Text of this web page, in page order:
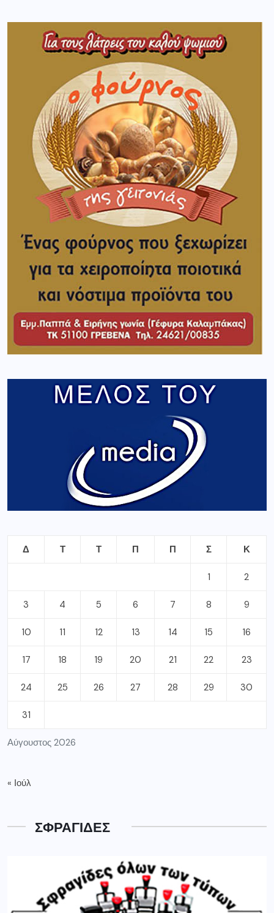
Αύγουστος 2026
Δ Τ Τ Π Π Σ Κ
1 2
3 4 5 6 7 8 9
10 11 12 13 14 15 16
17 18 19 20 21 22 23
24 25 26 27 28 29 30
31
« Ιούλ
ΣΦΡΑΓΙΔΕΣ